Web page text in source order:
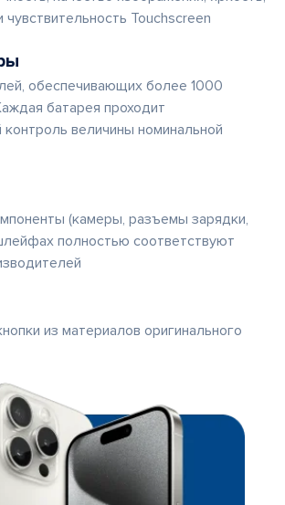
Touchscreen
обеспечивающих более 1000
батарея проходит
величины номинальной
(камеры, разъемы зарядки,
полностью соответствуют
из материалов оригинального